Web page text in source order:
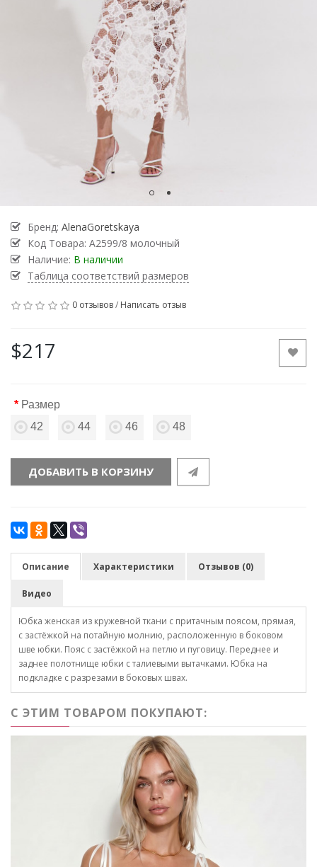
Бренд: AlenaGoretskaya
Код Товара: А2599/8 молочный
Наличие: В наличии
Таблица соответствий размеров
0 отзывов/ Написать отзыв
$217
Размер
42
44 46 48
ДОБАВИТЬ В КОРЗИНУ
Описание Характеристики Отзывов (0)
Видео
Юбка женская из кружевной ткани с притачным поясом, прямая,
с застёжкой на потайную молнию, расположенную в боковом
шве юбки. Пояс с застёжкой на петлю и пуговицу. Переднее и
заднее полотнище юбки с талиевыми вытачками. Юбка на
подкладке с разрезами в боковых швах.
С ЭТИМ ТОВАРОМ ПОКУПАЮТ: